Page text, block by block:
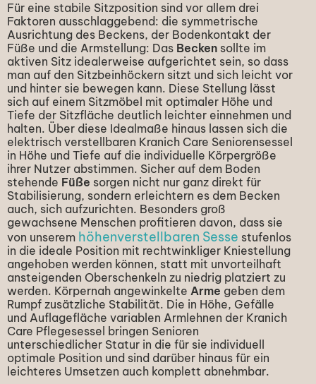
Für eine stabile Sitzposition sind vor allem drei
Faktoren ausschlaggebend: die symmetrische
Ausrichtung des Beckens, der Bodenkontakt der
Füße und die Armstellung: Das Becken sollte im
aktiven Sitz idealerweise aufgerichtet sein, so dass
man auf den Sitzbeinhöckern sitzt und sich leicht vor
und hinter sie bewegen kann. Diese Stellung lässt
sich auf einem Sitzmöbel mit optimaler Höhe und
Tiefe der Sitzfläche deutlich leichter einnehmen und
halten. Über diese Idealmaße hinaus lassen sich die
elektrisch verstellbaren Kranich Care Seniorensessel
in Höhe und Tiefe auf die individuelle Körpergröße
ihrer Nutzer abstimmen. Sicher auf dem Boden
stehende Füße sorgen nicht nur ganz direkt für
Stabilisierung, sondern erleichtern es dem Becken
auch, sich aufzurichten. Besonders groß
gewachsene Menschen profitieren davon, dass sie
von unserem höhenverstellbaren Sesse stufenlos
in die ideale Position mit rechtwinkliger Kniestellung
angehoben werden können, statt mit unvorteilhaft
ansteigenden Oberschenkeln zu niedrig platziert zu
werden. Körpernah angewinkelte Arme geben dem
Rumpf zusätzliche Stabilität. Die in Höhe, Gefälle
und Auflagefläche variablen Armlehnen der Kranich
Care Pflegesessel bringen Senioren
unterschiedlicher Statur in die für sie individuell
optimale Position und sind darüber hinaus für ein
leichteres Umsetzen auch komplett abnehmbar.